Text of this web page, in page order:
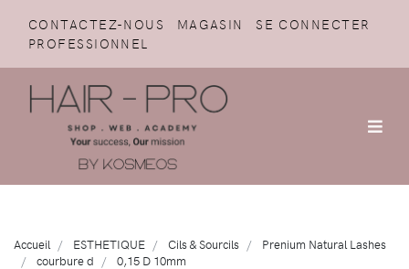
CONTACTEZ-NOUS MAGASIN
SE CONNECTER
PROFESSIONNEL
Accueil ESTHETIQUE Cils & Sourcils
Prenium Natural Lashes
courbure d
0,15 D 10mm